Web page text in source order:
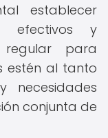
establecer
efectivos y
regular para
estén al tanto
necesidades
conjunta de